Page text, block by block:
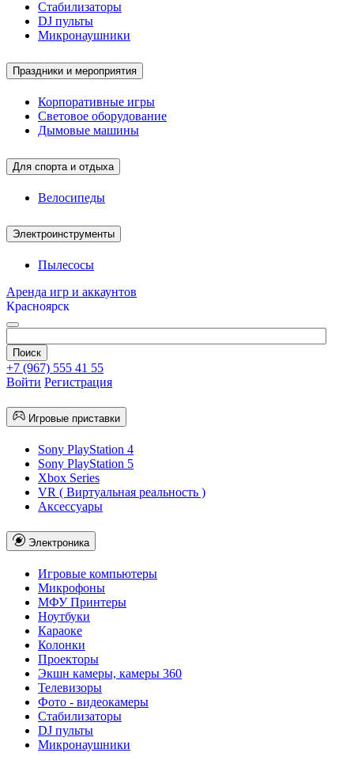
Стабилизаторы
DJ пульты
Микронаушники
Праздники и мероприятия
Корпоративные игры
Световое оборудование
Дымовые машины
Для спорта и отдыха
Велосипеды
Электроинструменты
Пылесосы
Аренда игр и аккаунтов
Красноярск
+7 (967) 555 41 55
Войти Регистрация
Игровые приставки
Sony PlayStation 4
Sony PlayStation 5
Xbox Series
VR ( Виртуальная реальность )
Аксессуары
Электроника
Игровые компьютеры
Микрофоны
МФУ Принтеры
Ноутбуки
Караоке
Колонки
Проекторы
Экшн камеры, камеры 360
Телевизоры
Фото - видеокамеры
Стабилизаторы
DJ пульты
Микронаушники